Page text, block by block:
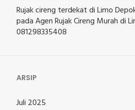
Rujak cireng terdekat di Limo
padaAgen Rujak Cireng Murah di
081298335408
ARSIP
Juli 2025